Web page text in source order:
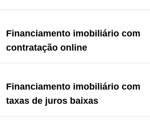
Financiamento imobiliário com
contratação online
Financiamento imobiliário com
taxas de juros baixas